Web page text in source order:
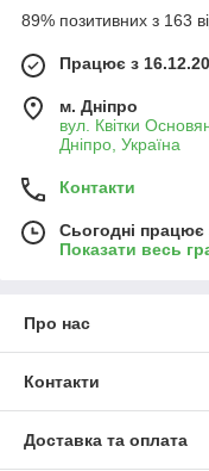
89% позитивних з 163
Працює з
м. Дніпро
вул. Квітки
Дніпро, Україна
Контакти
Сьогодні працює
Показати весь
Про нас
Контакти
Доставка та оплата